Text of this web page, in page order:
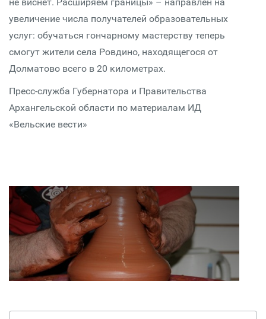
увеличение числа получателей образовательных
услуг: обучаться гончарному мастерству теперь
смогут жители села Ровдино, находящегося от
Долматово всего в 20 километрах.
Пресс-служба Губернатора и Правительства
Архангельской области по материалам ИД
«Вельские вести»